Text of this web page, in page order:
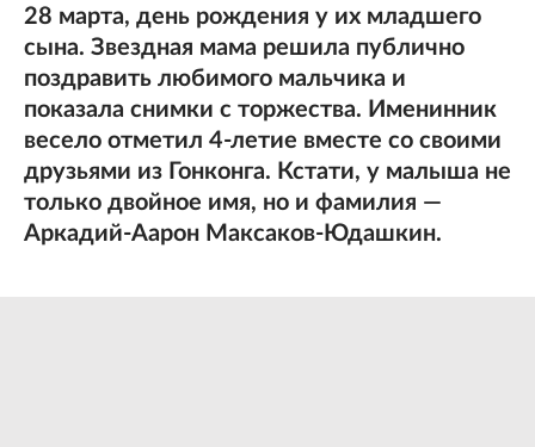
28 марта, день рождения у их младшего
сына. Звездная мама решила публично
поздравить любимого мальчика и
показала снимки с торжества. Именинник
весело отметил 4-летие вместе со своими
друзьями из Гонконга. Кстати, у малыша не
только двойное имя, но и фамилия —
Аркадий-Аарон Максаков-Юдашкин.